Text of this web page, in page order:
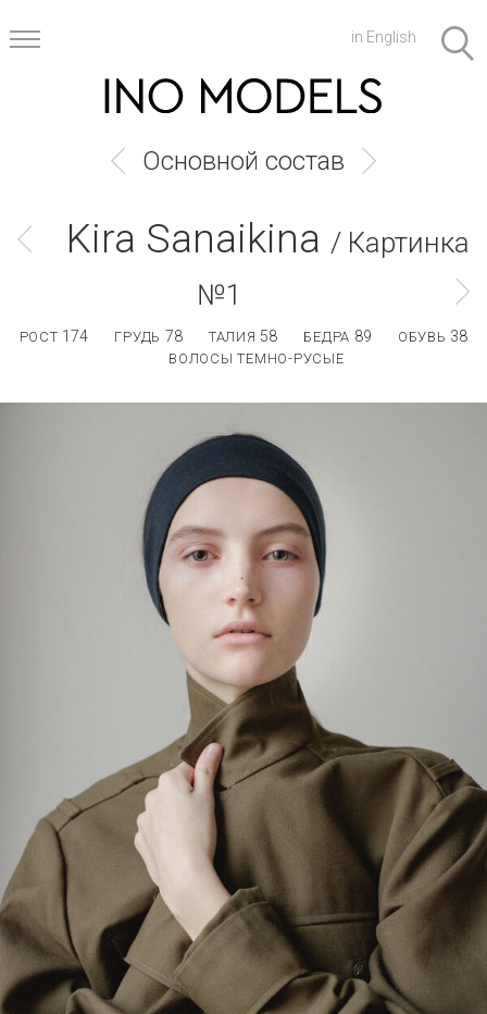
in English
Основной состав
Kira Sanaikina / Картинка
№1
РОСТ 174 ГРУДЬ 78 ТАЛИЯ 58 БЕДРА 89 ОБУВЬ 38
ВОЛОСЫ ТЕМНО-РУСЫЕ